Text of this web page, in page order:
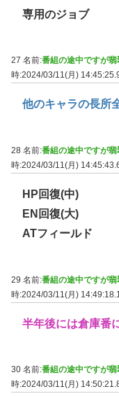
専用のジョブ
27 名前:番組の途中ですが
時:2024/03/11(月)
他のキャラの長所
28 名前:番組の途中ですが
時:2024/03/11(月)
HP回復(中)
EN回復(大)
ATフィールド
29 名前:番組の途中ですが
時:2024/03/11(月)
半年後には倉庫番
30 名前:番組の途中ですが
時:2024/03/11(月)